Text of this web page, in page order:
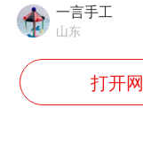
一言手工
山东
打开